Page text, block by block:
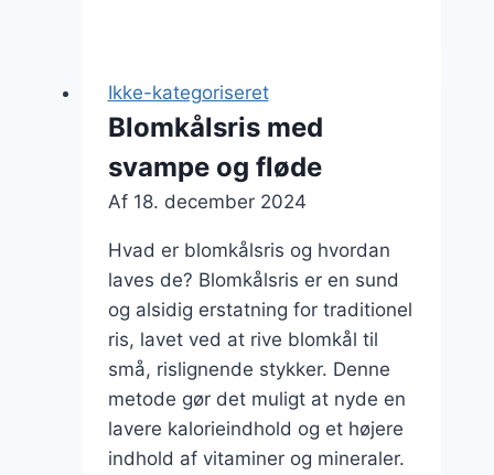
morgenmad
Ikke-kategoriseret
Blomkålsris med
svampe og fløde
Af 18. december 2024
Hvad er blomkålsris og hvordan
laves de? Blomkålsris er en sund
og alsidig erstatning for traditionel
ris, lavet ved at rive blomkål til
små, rislignende stykker. Denne
metode gør det muligt at nyde en
lavere kalorieindhold og et højere
indhold af vitaminer og mineraler.